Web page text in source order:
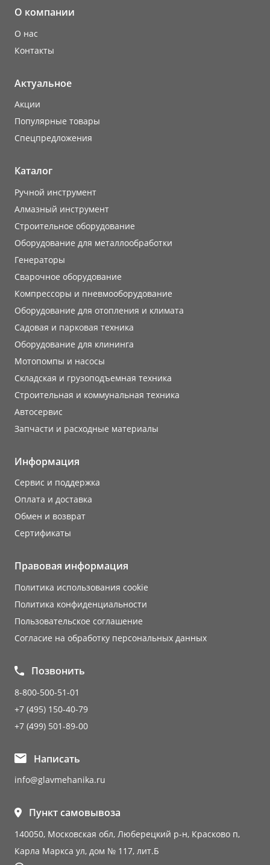
О компании
О нас
Контакты
Актуальное
Акции
Популярные товары
Cпецпредложения
Каталог
Ручной инструмент
Алмазный инструмент
Строительное оборудование
Оборудование для металлообработки
Генераторы
Сварочное оборудование
Компрессоры и пневмооборудование
Оборудование для отопления и климата
Садовая и парковая техника
Оборудование для клининга
Мотопомпы и насосы
Складская и грузоподъемная техника
Строительная и коммунальная техника
Автосервис
Запчасти и расходные материалы
Информация
Сервис и поддержка
Оплата и доставка
Обмен и возврат
Сертификаты
Правовая информация
Политика использования cookie
Политика конфиденциальности
Пользовательское соглашение
Согласие на обработку персональных данных
Позвонить
8-800-500-51-01
+7 (495) 150-40-79
+7 (499) 501-89-00
Написать
info@glavmehanika.ru
Пункт самовывоза
140050, Московская обл, Люберецкий р-н, Красково п,
Карла Маркса ул, дом № 117, лит.Б